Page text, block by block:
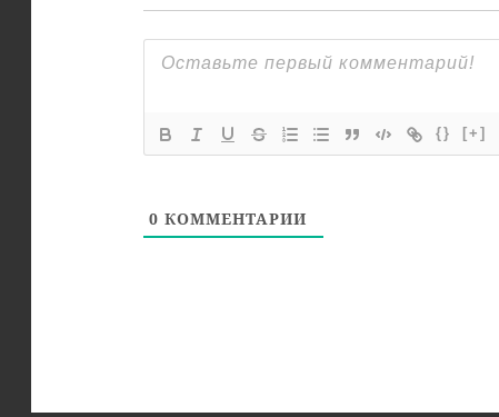
{} [+]
0 КОММЕНТАРИИ